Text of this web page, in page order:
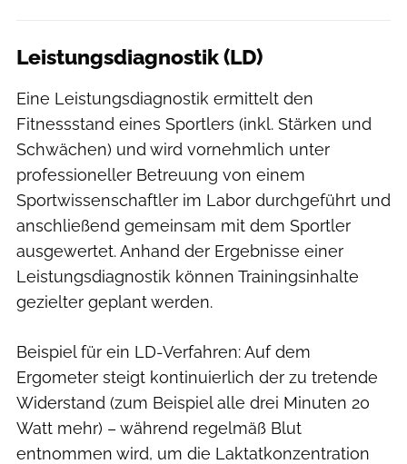
Leistungsdiagnostik (LD)
Eine Leistungsdiagnostik ermittelt den
Fitnessstand eines Sportlers (inkl. Stärken und
Schwächen) und wird vornehmlich unter
professioneller Betreuung von einem
Sportwissenschaftler im Labor durchgeführt und
anschließend gemeinsam mit dem Sportler
ausgewertet. Anhand der Ergebnisse einer
Leistungsdiagnostik können Trainingsinhalte
gezielter geplant werden.
Beispiel für ein LD-Verfahren: Auf dem
Ergometer steigt kontinuierlich der zu tretende
Widerstand (zum Beispiel alle drei Minuten 20
Watt mehr) – während regelmäß Blut
entnommen wird, um die Laktatkonzentration